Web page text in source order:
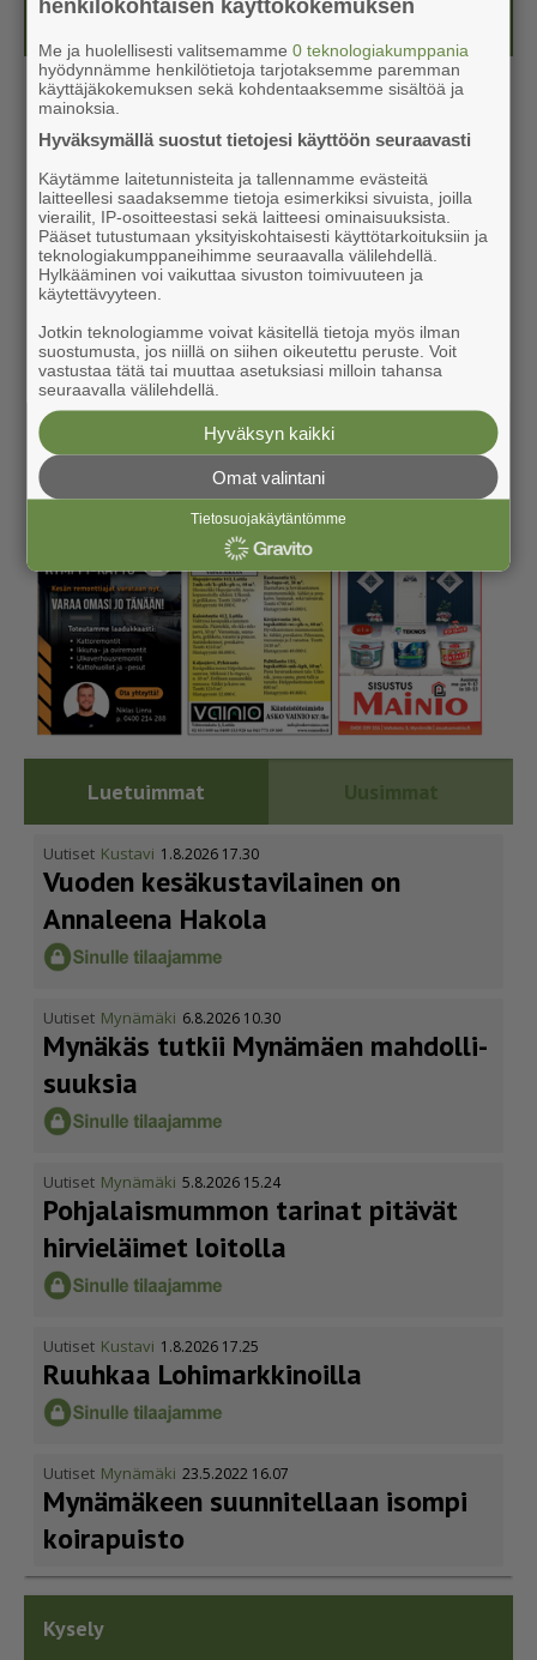
Luetuimmat Uusimmat
Uutiset Kustavi 1.8.2026 17.30
Vuoden kesäkus­ta­vi­lainen on
Annaleena Hakola
Uutiset Mynämäki 6.8.2026 10.30
Mynäkäs tutkii Mynämäen mahdol­li­
suuksia
Uutiset Mynämäki 5.8.2026 15.24
Pohja­lais­mummon tarinat pitävät
hirvieläimet loitolla
Uutiset Kustavi 1.8.2026 17.25
Ruuhkaa Lohimark­ki­noilla
Uutiset Mynämäki 23.5.2022 16.07
Mynämäkeen suunnitellaan isompi
koirapuisto
Kysely
henkilökohtaisen käyttökokemuksen
Me ja huolellisesti valitsemamme0 teknologiakumppania
hyödynnämme henkilötietoja tarjotaksemme paremman
käyttäjäkokemuksen sekä kohdentaaksemme sisältöä ja
mainoksia.
Hyväksymällä suostut tietojesi käyttöön seuraavasti
Käytämme laitetunnisteita ja tallennamme evästeitä
laitteellesi saadaksemme tietoja esimerkiksi sivuista, joilla
vierailit, IP-osoitteestasi sekä laitteesi ominaisuuksista.
Pääset tutustumaan yksityiskohtaisesti käyttötarkoituksiin ja
teknologiakumppaneihimme seuraavalla välilehdellä.
Hylkääminen voi vaikuttaa sivuston toimivuuteen ja
käytettävyyteen.
Jotkin teknologiamme voivat käsitellä tietoja myös ilman
suostumusta, jos niillä on siihen oikeutettu peruste. Voit
vastustaa tätä tai muuttaa asetuksiasi milloin tahansa
seuraavalla välilehdellä.
Hyväksyn kaikki
Omat valintani
Tietosuojakäytäntömme